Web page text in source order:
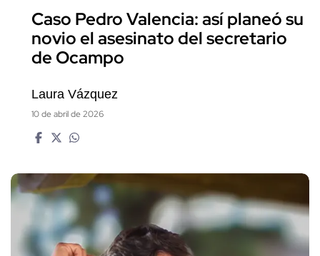
Caso Pedro Valencia: así planeó su
novio el asesinato del secretario
de Ocampo
Laura Vázquez
10 de abril de 2026